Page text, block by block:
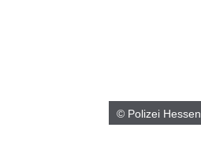
© Polizei Hessen